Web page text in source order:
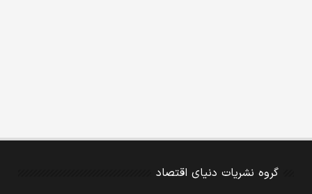
گروه نشریات دنیای اقتصاد